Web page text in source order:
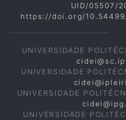
UID/05507/
https://doi.org/
UNIVERSIDADE
UNIVERSIDADE
UNIVERSIDADE
UNIVERSIDADE